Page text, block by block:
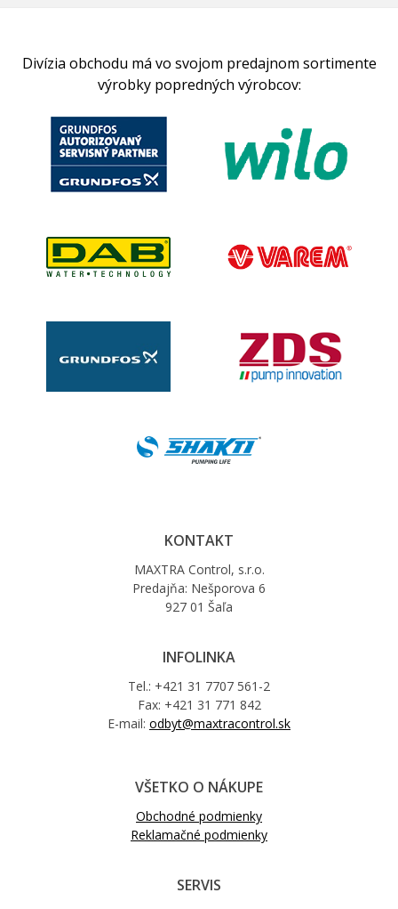
Divízia obchodu má vo svojom predajnom sortimente
výrobky popredných výrobcov:
KONTAKT
MAXTRA Control, s.r.o.
Predajňa: Nešporova 6
927 01 Šaľa
INFOLINKA
Tel.: +421 31 7707 561-2
Fax: +421 31 771 842
E-mail: odbyt@maxtracontrol.sk
VŠETKO O NÁKUPE
Obchodné podmienky
Reklamačné podmienky
SERVIS